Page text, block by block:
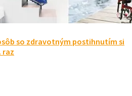
so zdravotným postihnutím si
raz